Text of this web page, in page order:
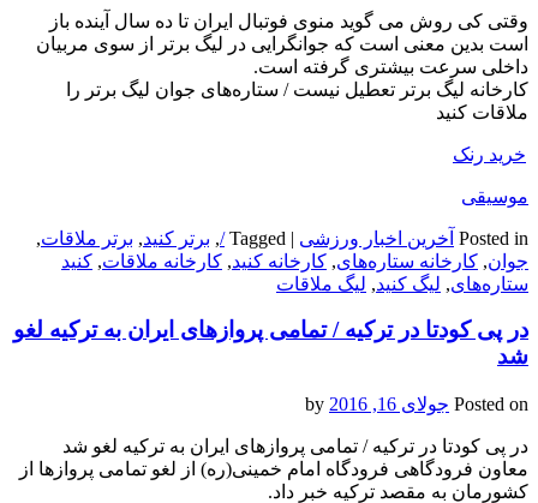
وقتی کی روش می گوید منوی فوتبال ایران تا ده سال آینده باز
است بدین معنی است که جوانگرایی در لیگ برتر از سوی مربیان
داخلی سرعت بیشتری گرفته است.
کارخانه لیگ برتر تعطیل نیست / ستاره‌های جوان لیگ برتر را
ملاقات کنید
خرید رنک
موسیقی
Posted in آخرین اخبار ورزشی |
Tagged
/
, برتر کنید, برتر ملاقات,
جوان, کارخانه ستاره‌های, کارخانه کنید, کارخانه ملاقات, کنید
ستاره‌های, لیگ کنید, لیگ ملاقات
در پی کودتا در ترکیه / تمامی پروازهای ایران به ترکیه لغو
شد
Posted on جولای 16, 2016
در پی کودتا در ترکیه / تمامی پروازهای ایران به ترکیه لغو شد
معاون فرودگاهی فرودگاه امام خمینی(ره) از لغو تمامی پروازها از
کشورمان به مقصد ترکیه خبر داد.